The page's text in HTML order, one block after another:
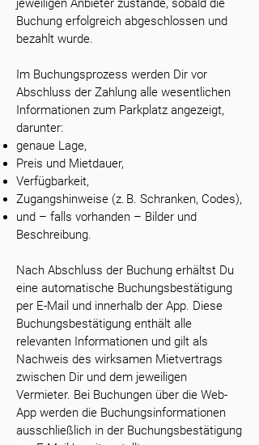
jeweiligen Anbieter zustande, sobald die
Buchung erfolgreich abgeschlossen und
bezahlt wurde.
Im Buchungsprozess werden Dir vor
Abschluss der Zahlung alle wesentlichen
Informationen zum Parkplatz angezeigt,
darunter:
genaue Lage,
Preis und Mietdauer,
Verfügbarkeit,
Zugangshinweise (z. B. Schranken, Codes),
und – falls vorhanden – Bilder und
Beschreibung.
Nach Abschluss der Buchung erhältst Du
eine automatische Buchungsbestätigung
per E-Mail und innerhalb der App. Diese
Buchungsbestätigung enthält alle
relevanten Informationen und gilt als
Nachweis des wirksamen Mietvertrags
zwischen Dir und dem jeweiligen
Vermieter. Bei Buchungen über die Web-
App werden die Buchungsinformationen
ausschließlich in der Buchungsbestätigung